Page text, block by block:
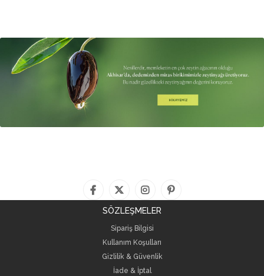
SÖZLEŞMELER
Sipariş Bilgisi
Kullanım Koşulları
Gizlilik & Güvenlik
İade & İptal